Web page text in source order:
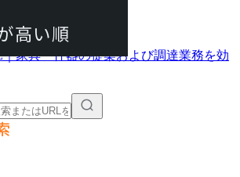
品をカートに追加
高い順